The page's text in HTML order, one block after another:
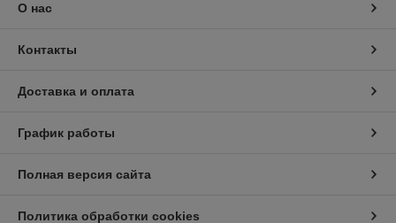
О нас
Контакты
Доставка и оплата
График работы
Полная версия сайта
Политика обработки cookies